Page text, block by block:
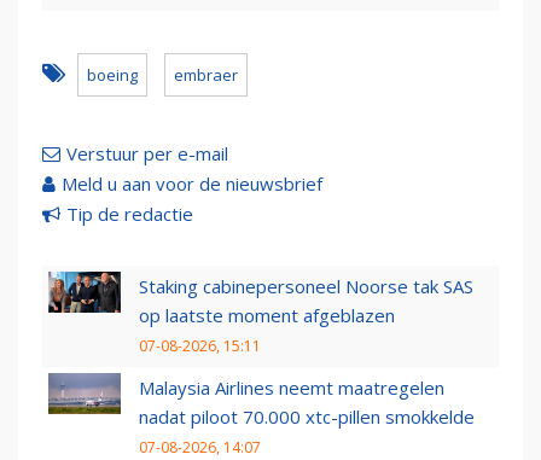
boeing embraer
Verstuur per e-mail
Meld u aan voor de nieuwsbrief
Tip de redactie
Staking cabinepersoneel Noorse tak SAS
op laatste moment afgeblazen
07-08-2026, 15:11
Malaysia Airlines neemt maatregelen
nadat piloot 70.000 xtc-pillen smokkelde
07-08-2026, 14:07